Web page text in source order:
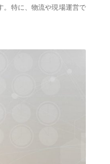
。特に、物流や現場運営で